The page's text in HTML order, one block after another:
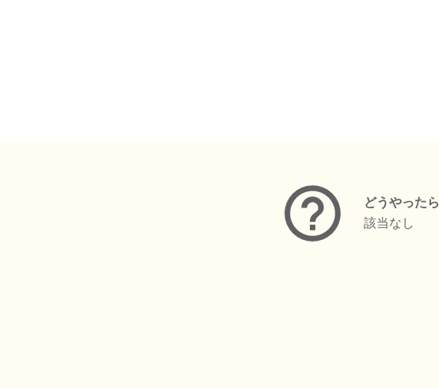
どうやった
該当なし